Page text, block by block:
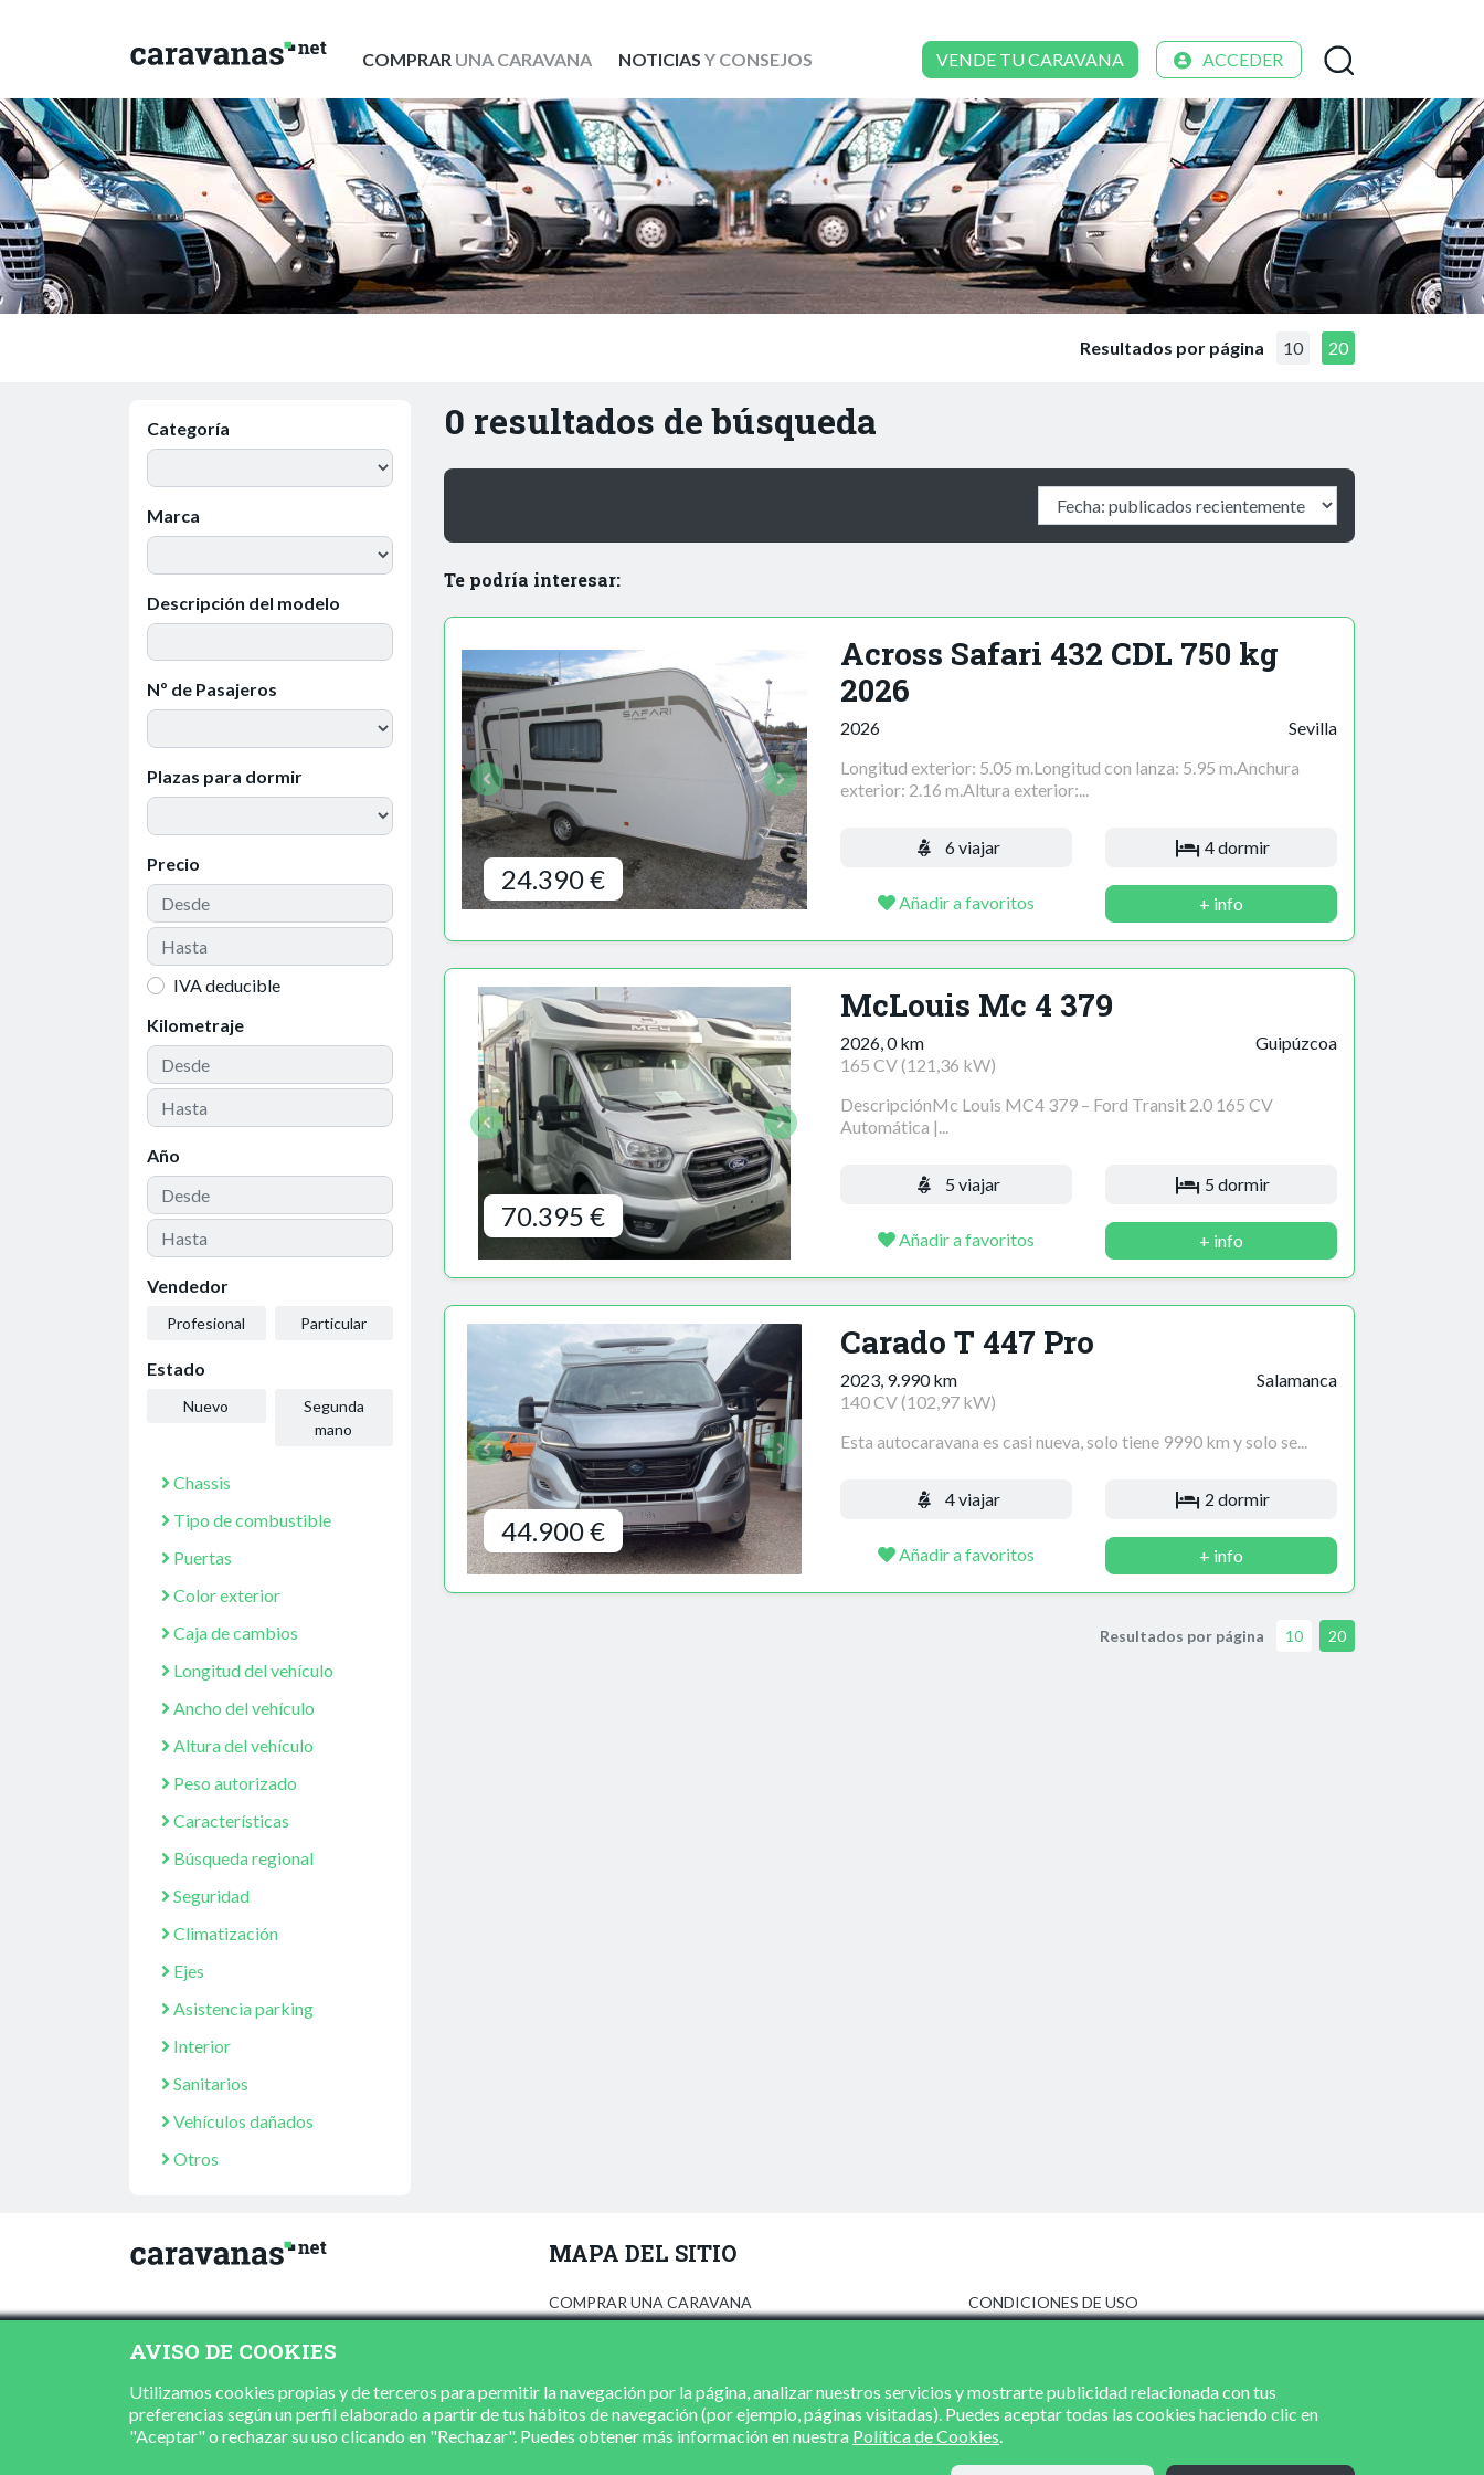
COMPRARUNA CARAVANA NOTICIAS Y CONSEJOS VENDE TU CARAVANA ACCEDER
Resultados por página 10 20
Categoría
Marca
Descripción del modelo
Nº de Pasajeros
Plazas para dormir
Precio
IVA deducible
Kilometraje
Año
Vendedor
Profesional Particular
Estado
Nuevo
Segunda
mano
Chassis
Tipo de combustible
Puertas
Color exterior
Caja de cambios
Longitud del vehículo
Ancho del vehículo
Altura del vehículo
Peso autorizado
Características
Búsqueda regional
Seguridad
Climatización
Ejes
Asistencia parking
Interior
Sanitarios
Vehículos dañados
Otros
0 resultados de búsqueda
Te podría interesar:
24.390 €
Across Safari 432 CDL 750 kg
2026
2026
Sevilla
Longitud exterior: 5.05 m.Longitud con lanza: 5.95 m.Anchura
exterior: 2.16 m.Altura exterior:...
6 viajar 4 dormir
Añadir a favoritos + info
70.395 €
McLouis Mc 4 379
2026, 0 km
165 CV (121,36 kW)
Guipúzcoa
DescripciónMc Louis MC4 379 – Ford Transit 2.0 165 CV
Automática |...
5 viajar 5 dormir
Añadir a favoritos + info
44.900 €
Carado T 447 Pro
2023, 9.990 km
140 CV (102,97 kW)
Salamanca
Esta autocaravana es casi nueva, solo tiene 9990 km y solo se...
4 viajar 2 dormir
Añadir a favoritos + info
Resultados por página 10 20
MAPA DEL SITIO
COMPRAR UNA CARAVANA
CONCESIONARIOS
CONTACTO
CONDICIONES DE USO
POLÍTICA DE COOKIES
AVISO DE COOKIES
Utilizamos cookies propias y de terceros para permitir la navegación por la página, analizar nuestros servicios y mostrarte publicidad relacionada con tus
preferencias según un perfil elaborado a partir de tus hábitos de navegación (por ejemplo, páginas visitadas). Puedes aceptar todas las cookies haciendo clic en
"Aceptar" o rechazar su uso clicando en "Rechazar". Puedes obtener más información en nuestra Política de Cookies.